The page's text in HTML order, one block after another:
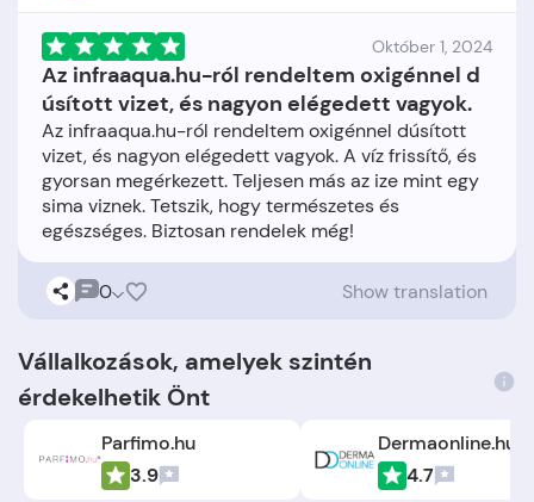
Október 1, 2024
Az infraaqua.hu-ról rendeltem oxigénnel d
úsított vizet, és nagyon elégedett vagyok.
Az infraaqua.hu-ról rendeltem oxigénnel dúsított
vizet, és nagyon elégedett vagyok. A víz frissítő, és
gyorsan megérkezett. Teljesen más az ize mint egy
sima viznek. Tetszik, hogy természetes és
0 Show translation
Vállalkozások, amelyek szintén
érdekelhetik Önt
Parfimo.hu
3.9
Dermaonline.hu
4.7